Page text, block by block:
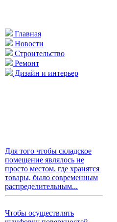
Главная
Новости
Строительство
Ремонт
Дизайн и интерьер
Для того чтобы складское
помещение являлось не
просто местом, где хранятся
товары, было современным
распределительным...
Чтобы осуществлять